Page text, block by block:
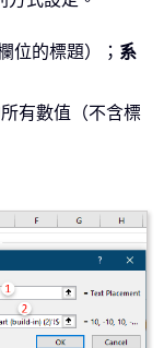
位的標題）； 系
有數值（不含標